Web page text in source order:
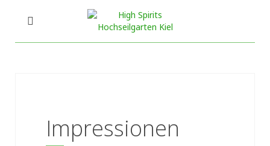
Impressionen